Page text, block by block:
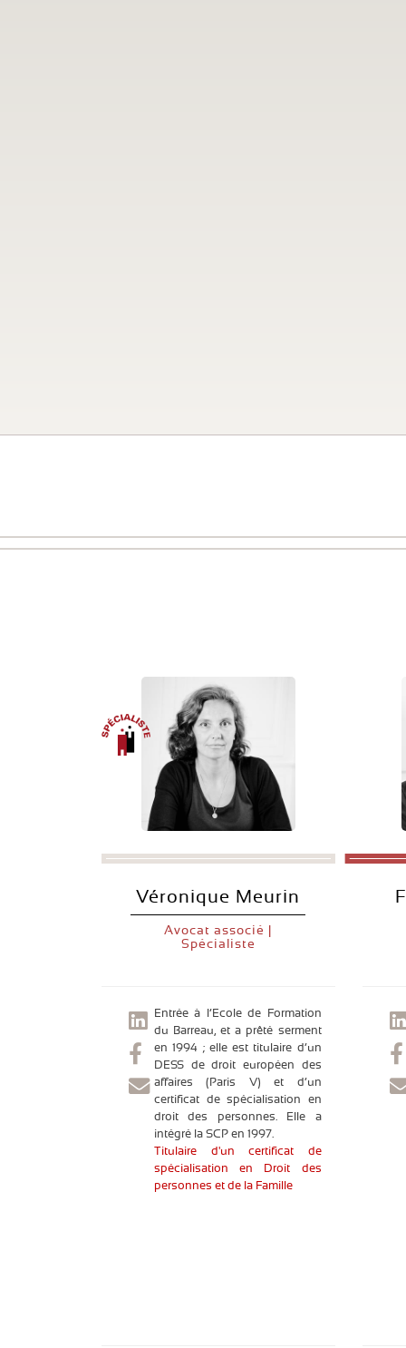
Véronique Meurin
Avocat associé |
Spécialiste
Entrée à l’Ecole de Formation
du Barreau, et a prêté serment
en 1994 ; elle est titulaire d’un
DESS de droit européen des
affaires (Paris V) et d’un
certificat de spécialisation en
droit des personnes. Elle a
intégré la SCP en 1997.
Titulaire d'un certificat de
spécialisation en Droit des
personnes et de la Famille